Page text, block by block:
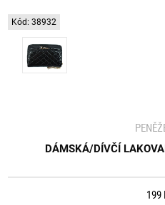
Kód: 38932
DÁMSKÁ/DÍVČÍ
199